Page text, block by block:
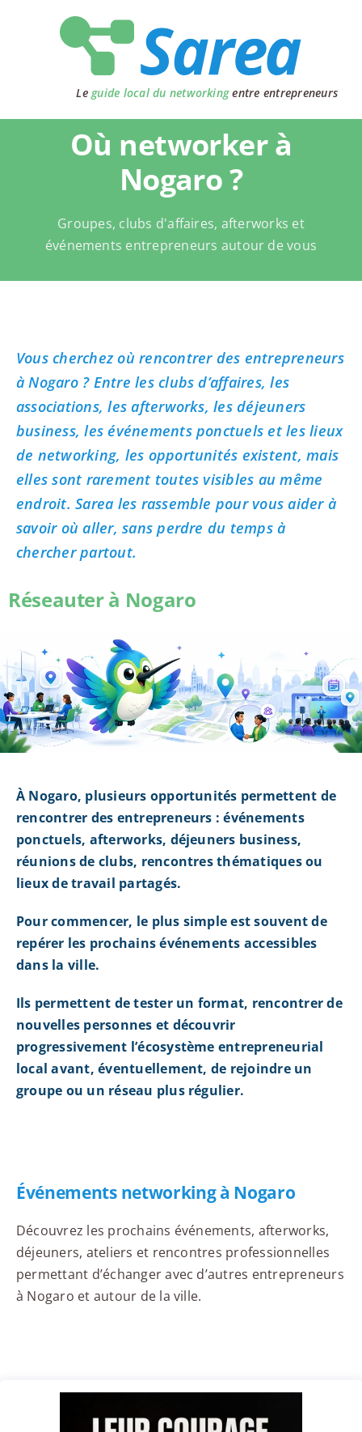
Le guide local du networkingentre entrepreneurs
Où networker à
Nogaro ?
Groupes, clubs d'affaires, afterworks et
événements entrepreneurs autour de vous
Vous cherchez où rencontrer des entrepreneurs
à Nogaro ? Entre les clubs d’affaires, les
associations, les afterworks, les déjeuners
business, les événements ponctuels et les lieux
de networking, les opportunités existent, mais
elles sont rarement toutes visibles au même
endroit. Sarea les rassemble pour vous aider à
savoir où aller, sans perdre du temps à
chercher partout.
Réseauter à Nogaro
À Nogaro, plusieurs opportunités permettent de
rencontrer des entrepreneurs : événements
ponctuels, afterworks, déjeuners business,
réunions de clubs, rencontres thématiques ou
lieux de travail partagés.
Pour commencer, le plus simple est souvent de
repérer les prochains événements accessibles
dans la ville.
Ils permettent de tester un format, rencontrer de
nouvelles personnes et découvrir
progressivement l’écosystème entrepreneurial
local avant, éventuellement, de rejoindre un
groupe ou un réseau plus régulier.
Événements networking à Nogaro
Découvrez les prochains événements, afterworks,
déjeuners, ateliers et rencontres professionnelles
permettant d’échanger avec d’autres entrepreneurs
à Nogaro et autour de la ville.